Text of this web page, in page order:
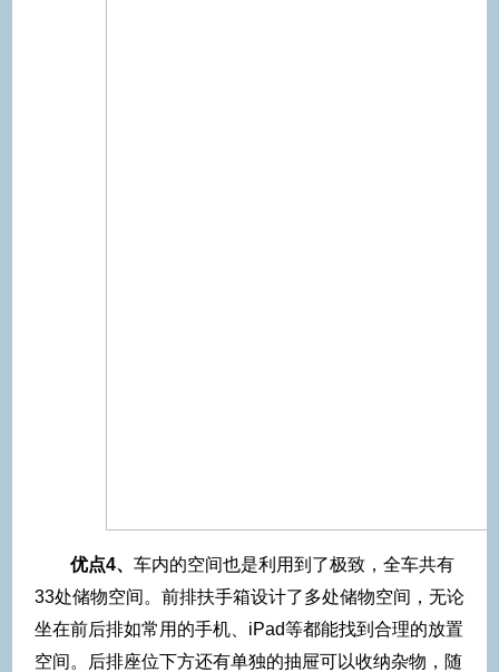
优点4、 车内的空间也是利用到了极致，全车共有
33处储物空间。前排扶手箱设计了多处储物空间，无论
坐在前后排如常用的手机、iPad等都能找到合理的放置
空间。后排座位下方还有单独的抽屉可以收纳杂物，随